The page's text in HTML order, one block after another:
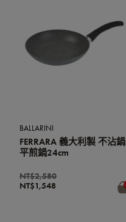
BALLARINI
FERRARA 義大利製 不沾鍋
平煎鍋24cm
NT$1,548
NT$2,580